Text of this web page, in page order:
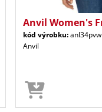
Anvil Women's
kód výrobku:
Anvil